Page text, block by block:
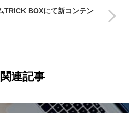
TRICK BOXにて新コンテン
関連記事